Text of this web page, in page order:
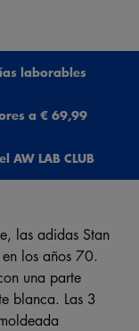
laborables
a € 69,99
LAB CLUB
las adidas Stan
los años 70.
una parte
blanca. Las 3